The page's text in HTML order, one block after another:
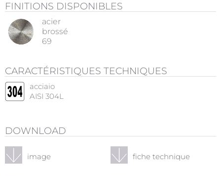
FINITIONS DISPONIBLES
acier
brossé
69
CARACTÉRISTIQUES TECHNIQUES
acciaio
AISI 304L
DOWNLOAD
image fiche technique